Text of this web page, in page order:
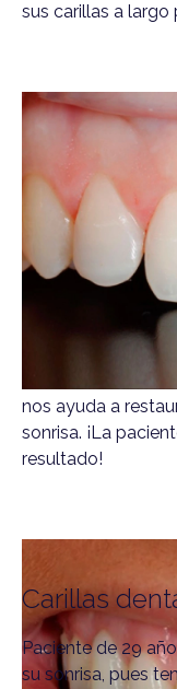
sus carillas a largo
Esta paciente de
incisivo central.
importante
radiográficamente
asegurarnos de
Una vez esto
restauración con
nos ayuda a
sonrisa. ¡La
resultado!
Carillas
Paciente de 29
su sonrisa, pues